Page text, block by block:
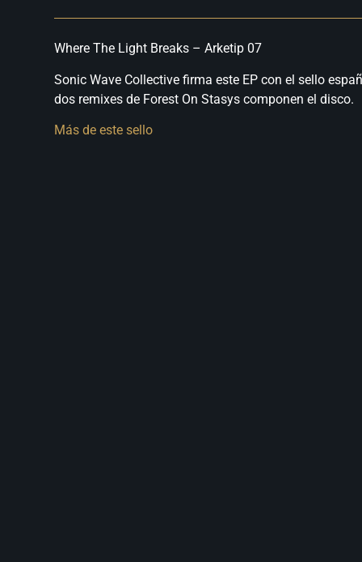
Where The Light Breaks – Arketip 07
Sonic Wave Collective firma este EP con el sello
dos remixes de Forest On Stasys componen el disco.
Más de este sello